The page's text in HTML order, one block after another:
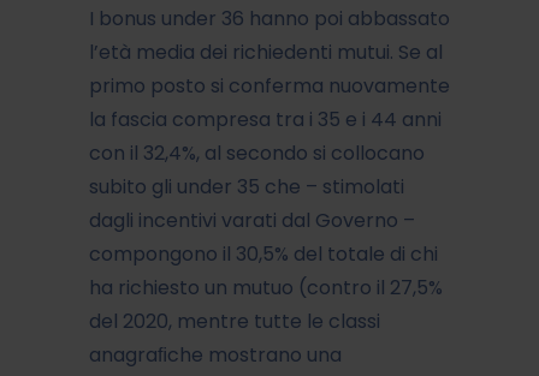
I bonus under 36 hanno poi abbassato
l’età media dei richiedenti mutui. Se al
primo posto si conferma nuovamente
la fascia compresa tra i 35 e i 44 anni
con il 32,4%, al secondo si collocano
subito gli under 35 che – stimolati
dagli incentivi varati dal Governo –
compongono il 30,5% del totale di chi
ha richiesto un mutuo (contro il 27,5%
del 2020, mentre tutte le classi
anagraﬁche mostrano una